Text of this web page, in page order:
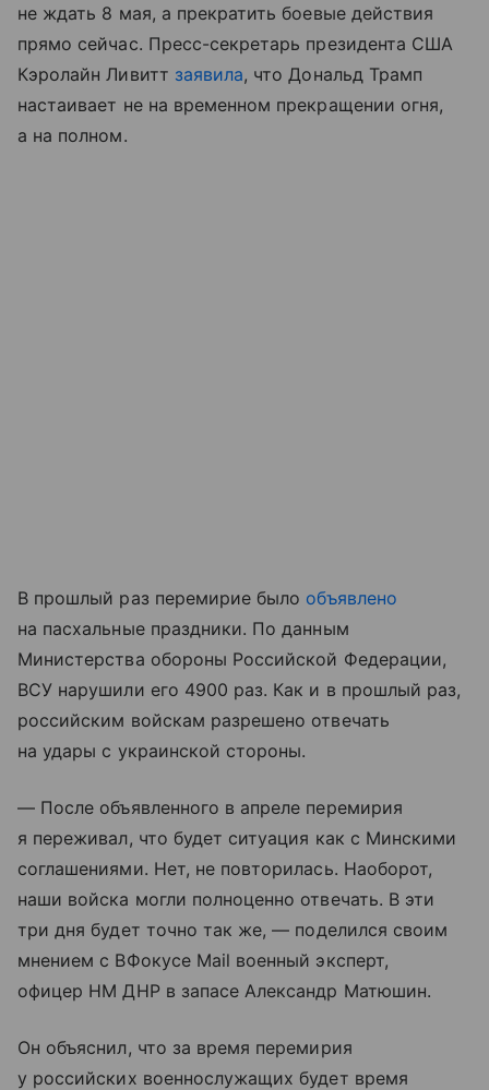
не ждать 8 мая, а прекратить боевые действия
прямо сейчас. Пресс-секретарь президента США
Кэролайн Ливитт заявила, что Дональд Трамп
настаивает не на временном прекращении огня,
а на полном.
В прошлый раз перемирие было объявлено
на пасхальные праздники. По данным
Министерства обороны Российской Федерации,
ВСУ нарушили его 4900 раз. Как и в прошлый раз,
российским войскам разрешено отвечать
на удары с украинской стороны.
— После объявленного в апреле перемирия
я переживал, что будет ситуация как с Минскими
соглашениями. Нет, не повторилась. Наоборот,
наши войска могли полноценно отвечать. В эти
три дня будет точно так же, — поделился своим
мнением с ВФокусе Mail военный эксперт,
офицер НМ ДНР в запасе Александр Матюшин.
Он объяснил, что за время перемирия
у российских военнослужащих будет время